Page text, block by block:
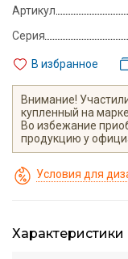
Артикул
Серия
В избранное
Внимание!
купленный на
Во избежание
продукцию у
Условия для
Характеристики